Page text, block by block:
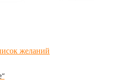
желаний